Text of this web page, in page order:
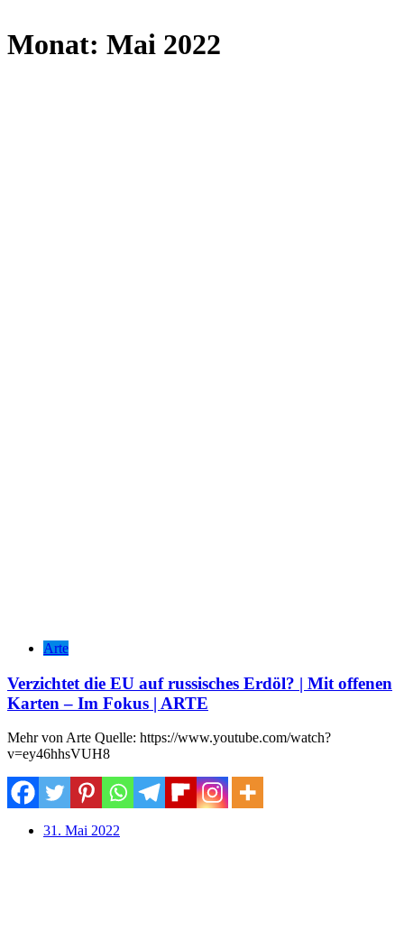
Monat: Mai 2022
Arte
Verzichtet die EU auf russisches Erdöl? | Mit offenen
Karten – Im Fokus | ARTE
Mehr von Arte Quelle: https://www.youtube.com/watch?
v=ey46hhsVUH8
31. Mai 2022